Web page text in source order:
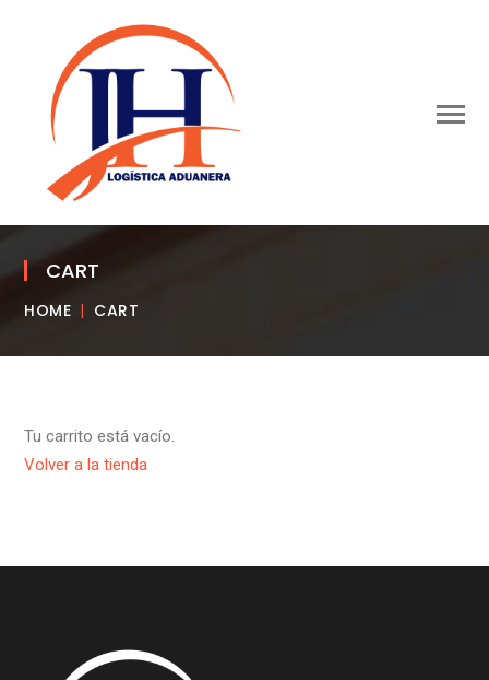
CART
HOME CART
Tu carrito está vacío.
Volver a la tienda